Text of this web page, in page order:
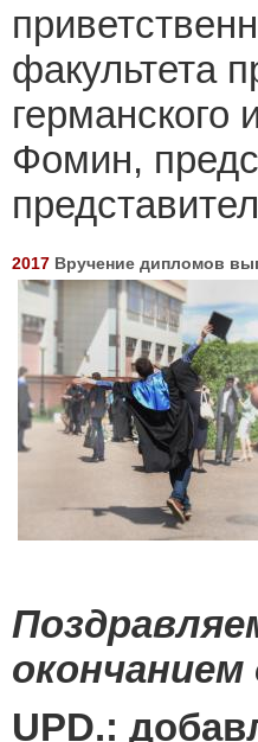
факультета
германского
Фомин,
2017 Вручение дипломов
UPD.: